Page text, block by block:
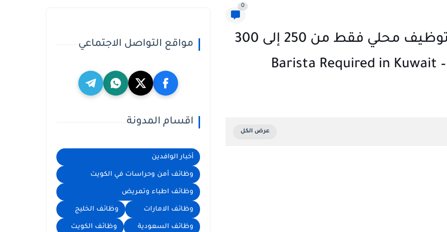
0
مطلوب باريستا في الكويت – توظيف محلي فقط من 250 إلى 300 مواقع التواصل الاجتماعي
اقسام المدونة
أخبار الوافدين
وظائف أمن وحراسات في الكويت
وظائف اطباء وتمريض
وظائف الامارات وظائف الخليج
وظائف السعودية وظائف الكويت